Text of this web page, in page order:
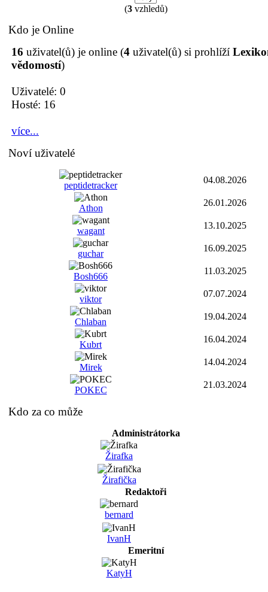
(3vzhledů)
Kdo je Online
16 uživatel(ů) je online (4 uživatel(ů) si prohlíží
vědomostí)
Uživatelé: 0
Hosté: 16
více...
Noví uživatelé
peptidetracker
04.08.2026
Athon
26.01.2026
wagant
13.10.2025
guchar
16.09.2025
Bosh666
11.03.2025
viktor
07.07.2024
Chlaban
19.04.2024
Kubrt
16.04.2024
Mirek
14.04.2024
POKEC
21.03.2024
Kdo za co může
Administrátorka
Žirafka
Žirafička
Redaktoři
bernard
IvanH
Emeritní
KatyH